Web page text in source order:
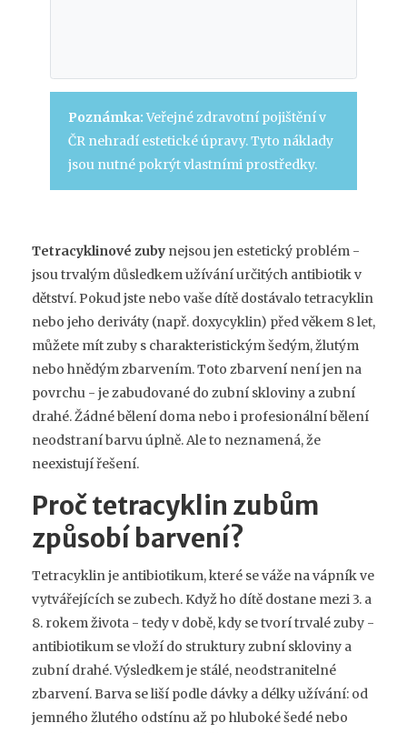
Poznámka:Veřejné zdravotní pojištění v
ČR nehradí estetické úpravy. Tyto náklady
jsou nutné pokrýt vlastními prostředky.
Tetracyklinové zuby nejsou jen estetický problém -
jsou trvalým důsledkem užívání určitých antibiotik v
dětství. Pokud jste nebo vaše dítě dostávalo tetracyklin
nebo jeho deriváty (např. doxycyklin) před věkem 8 let,
můžete mít zuby s charakteristickým šedým, žlutým
nebo hnědým zbarvením. Toto zbarvení není jen na
povrchu - je zabudované do zubní skloviny a zubní
drahé. Žádné bělení doma nebo i profesionální bělení
neodstraní barvu úplně. Ale to neznamená, že
neexistují řešení.
Proč tetracyklin zubům
způsobí barvení?
Tetracyklin je antibiotikum, které se váže na vápník ve
vytvářejících se zubech. Když ho dítě dostane mezi 3. a
8. rokem života - tedy v době, kdy se tvorí trvalé zuby -
antibiotikum se vloží do struktury zubní skloviny a
zubní drahé. Výsledkem je stálé, neodstranitelné
zbarvení. Barva se liší podle dávky a délky užívání: od
jemného žlutého odstínu až po hluboké šedé nebo